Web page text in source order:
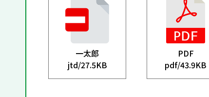
一太郎
jtd/27.5KB
PDF
pdf/43.9KB